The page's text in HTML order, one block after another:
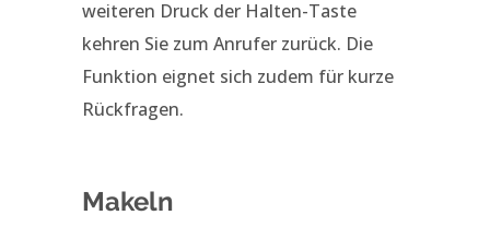
weiteren Druck der Halten-Taste
kehren Sie zum Anrufer zurück. Die
Funktion eignet sich zudem für kurze
Rückfragen.
Makeln